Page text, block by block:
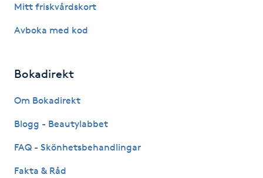
Kiropraktik
Klippning
Klippning & Slingor
Koppningsmassage
Mitt friskvårdskort
Avboka med kod
Bokadirekt
Om Bokadirekt
Blogg - Beautylabbet
FAQ - Skönhetsbehandlingar
Fakta & Råd